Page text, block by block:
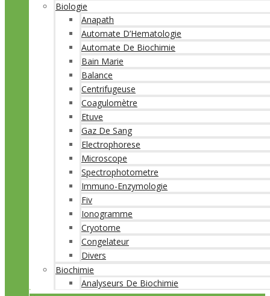
Biologie
Anapath
Automate D’Hematologie
Automate De Biochimie
Bain Marie
Balance
Centrifugeuse
Coagulomètre
Etuve
Gaz De Sang
Electrophorese
Microscope
Spectrophotometre
Immuno-Enzymologie
Fiv
Ionogramme
Cryotome
Congelateur
Divers
Biochimie
Analyseurs De Biochimie